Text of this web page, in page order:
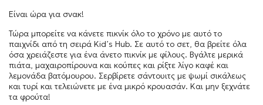
Είναι ώρα για σνακ!
Τώρα μπορείτε να κάνετε πικνίκ όλο το χρόνο με αυτό το
παιχνίδι από τη σειρά Kid’s Hub. Σε αυτό το σετ, θα βρείτε όλα
όσα χρειάζεστε για ένα άνετο πικνίκ με φίλους. Βγάλτε μερικά
πιάτα, μαχαιροπίρουνα και κούπες και ρίξτε λίγο καφέ και
λεμονάδα βατόμουρου. Σερβίρετε σάντουιτς με ψωμί σικάλεως
και τυρί και τελειώνετε με ένα μικρό κρουασάν. Και μην ξεχνάτε
τα φρούτα!